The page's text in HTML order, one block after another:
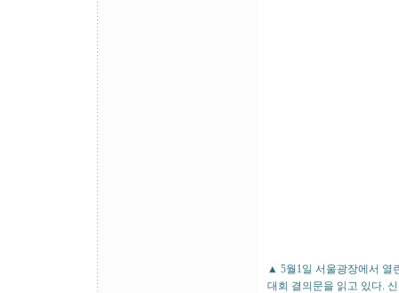
▲ 5월1일 서울광장에서 열
대회 결의문을 읽고 있다.